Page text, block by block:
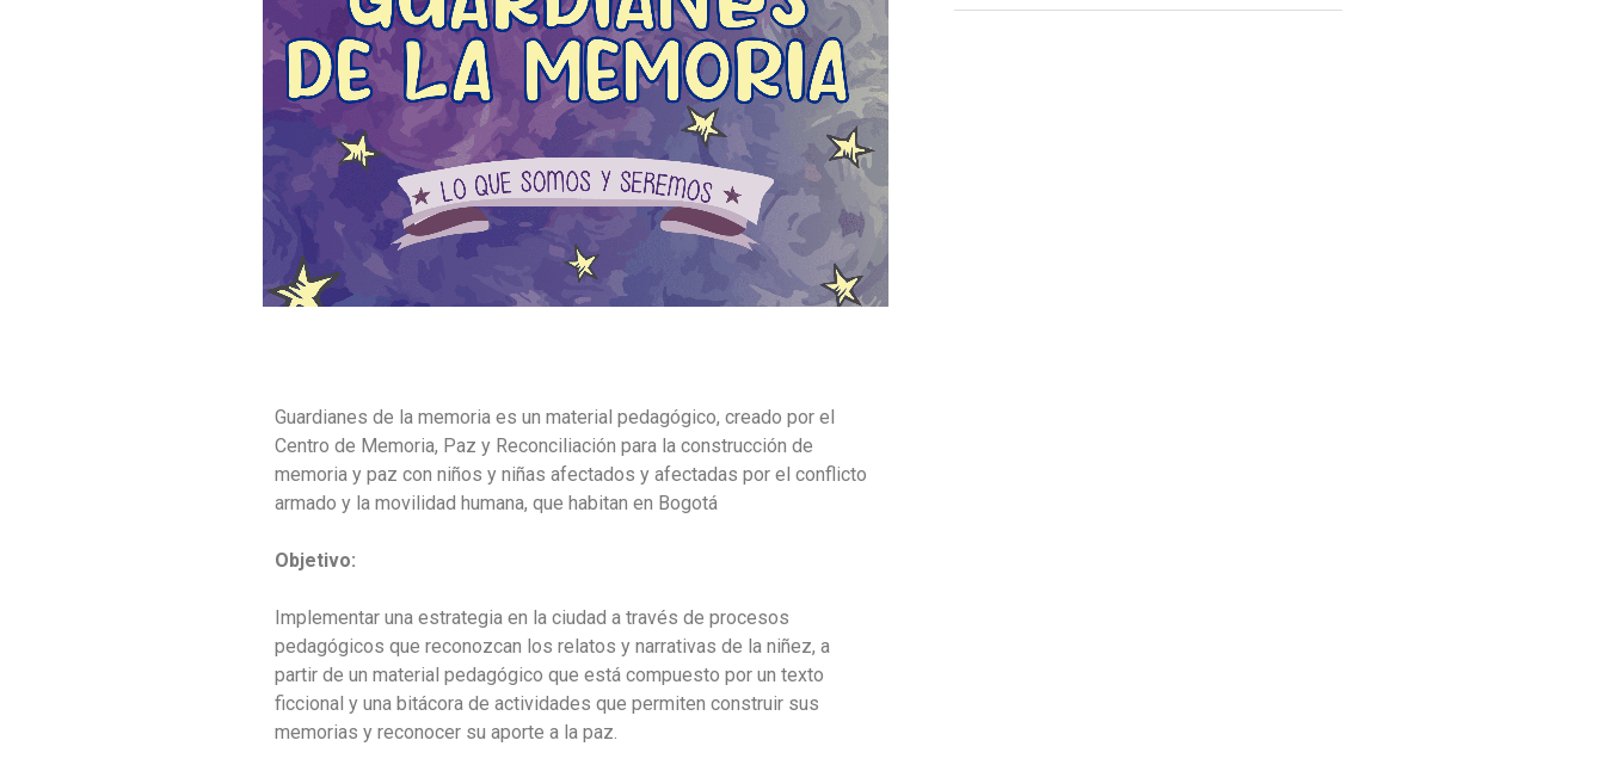
Guardianes de la memoria es un material pedagógico, creado por el
Centro de Memoria, Paz y Reconciliación para la construcción de
memoria y paz con niños y niñas afectados y afectadas por el conflicto
armado y la movilidad humana, que habitan en Bogotá
Objetivo:
Implementar una estrategia en la ciudad a través de procesos
pedagógicos que reconozcan los relatos y narrativas de la niñez, a
partir de un material pedagógico que está compuesto por un texto
ficcional y una bitácora de actividades que permiten construir sus
memorias y reconocer su aporte a la paz.